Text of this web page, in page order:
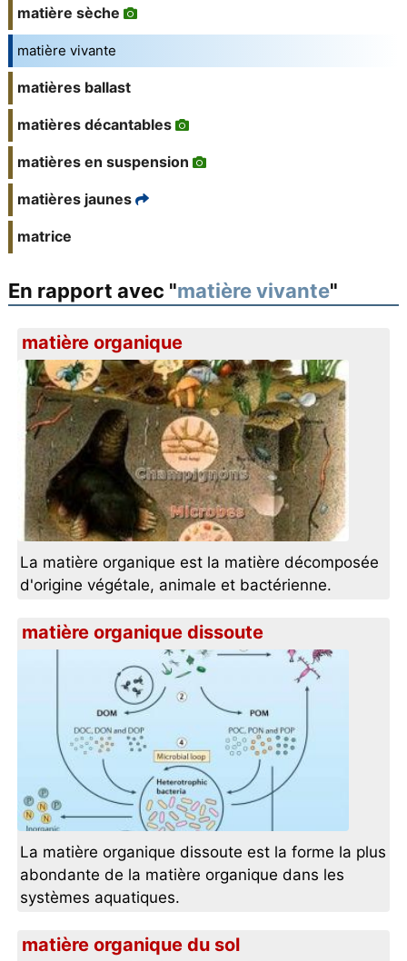
matière sèche
matière vivante
matières ballast
matières décantables
matières en suspension
matières jaunes
matrice
En rapport avec "matière vivante"
matière organique
La matière organique est la matière décomposée
d'origine végétale, animale et bactérienne.
matière organique dissoute
La matière organique dissoute est la forme la plus
abondante de la matière organique dans les
systèmes aquatiques.
matière organique du sol